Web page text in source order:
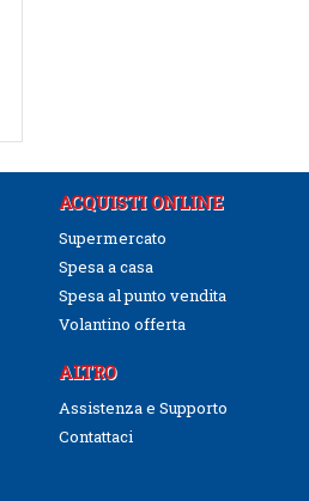
ACQUISTI ONLINE
Supermercato
Spesa a casa
Spesa al punto vendita
Volantino offerta
ALTRO
Assistenza e Supporto
Contattaci